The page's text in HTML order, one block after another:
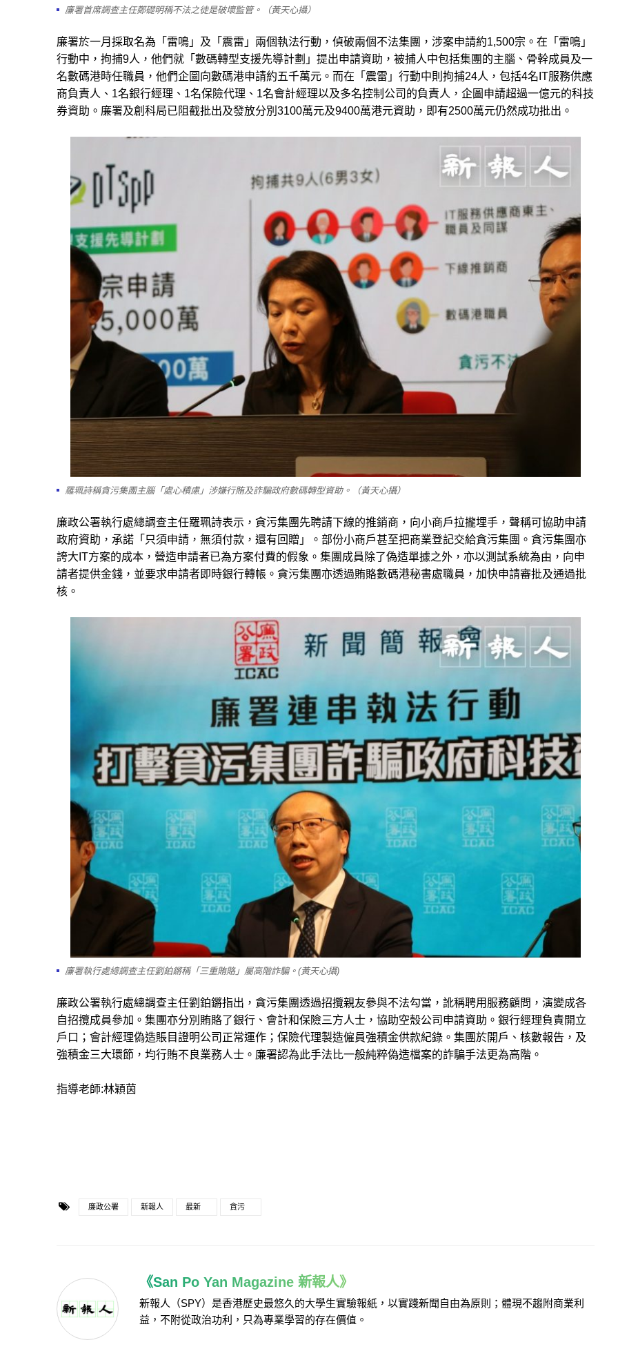
廉署首席調查主任鄭礎明稱不法之徒是破壞監管。（黃天心攝）
廉署於一月採取名為「雷鳴」及「震雷」兩個執法行動，偵破兩個不法集團，涉案申請約1,500宗。在「雷鳴」
行動中，拘捕9人，他們就「數碼轉型支援先導計劃」提出申請資助，被捕人中包括集團的主腦、骨幹成員及一
名數碼港時任職員，他們企圖向數碼港申請約五千萬元。而在「震雷」行動中則拘捕24人，包括4名IT服務供應
商負責人、1名銀行經理、1名保險代理、1名會計經理以及多名控制公司的負責人，企圖申請超過一億元的科技
券資助。廉署及創科局已阻截批出及發放分別3100萬元及9400萬港元資助，即有2500萬元仍然成功批出。
羅珮詩稱貪污集團主腦「處心積慮」涉嫌行賄及詐騙政府數碼轉型資助。（黃天心攝）
廉政公署執行處總調查主任羅珮詩表示，貪污集團先聘請下線的推銷商，向小商戶拉攏埋手，聲稱可協助申請
政府資助，承諾「只須申請，無須付款，還有回贈」。部份小商戶甚至把商業登記交給貪污集團。貪污集團亦
誇大IT方案的成本，營造申請者已為方案付費的假象。集團成員除了偽造單據之外，亦以測試系統為由，向申
請者提供金錢，並要求申請者即時銀行轉帳。貪污集團亦透過賄賂數碼港秘書處職員，加快申請審批及通過批
核。
廉署執行處總調查主任劉鉑鏘稱「三重賄賂」屬高階詐騙。(黃天心攝)
廉政公署執行處總調查主任劉鉑鏘指出，貪污集團透過招攬親友參與不法勾當，訛稱聘用服務顧問，演變成各
自招攬成員參加。集團亦分別賄賂了銀行、會計和保險三方人士，協助空殼公司申請資助。銀行經理負責開立
戶口；會計經理偽造賬目證明公司正常運作；保險代理製造僱員強積金供款紀錄。集團於開戶、核數報告，及
強積金三大環節，均行賄不良業務人士。廉署認為此手法比一般純粹偽造檔案的詐騙手法更為高階。
指導老師:林穎茵
廉政公署 新報人 最新 貪污
《San Po Yan Magazine 新報人》
新報人（SPY）是香港歷史最悠久的大學生實驗報紙，以實踐新聞自由為原則；體現不趨附商業利
益，不附從政治功利，只為專業學習的存在價值。